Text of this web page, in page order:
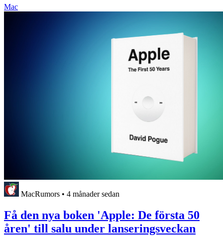
Mac
MacRumors • 4 månader sedan
Få den nya boken 'Apple: De första 50
åren' till salu under lanseringsveckan